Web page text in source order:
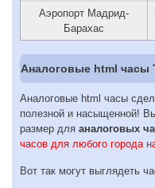
Аэропорт Мадрид-
Барахас
Аналоговые html часы
Аналоговые html часы
полезной и насыщенной!
размер для аналоговых
часов для любого города
Вот так могут выглядеть